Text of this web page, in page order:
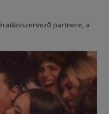
partnere, a